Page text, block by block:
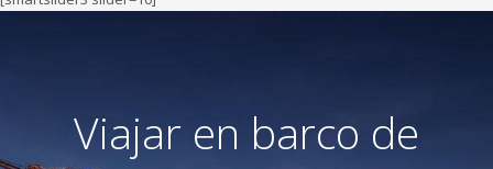
Viajar en barco de